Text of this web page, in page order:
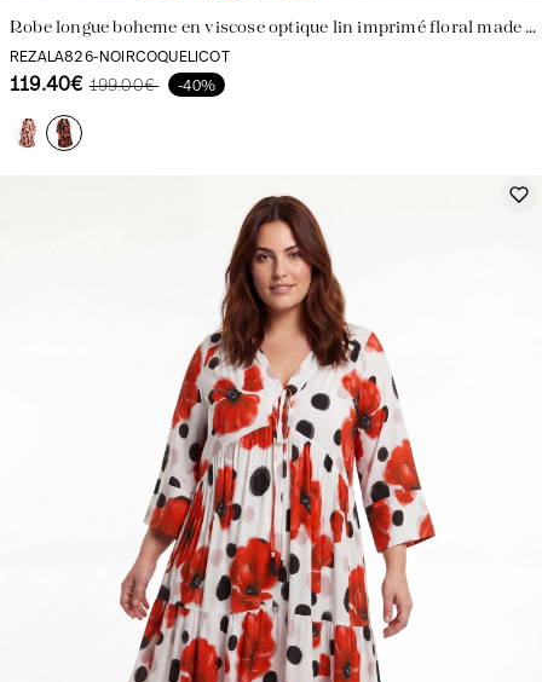
Robe longue boheme en viscose optique lin imprimé floral made in
France
REZALA826-NOIRCOQUELICOT
119.40€ 199.00€ -40%